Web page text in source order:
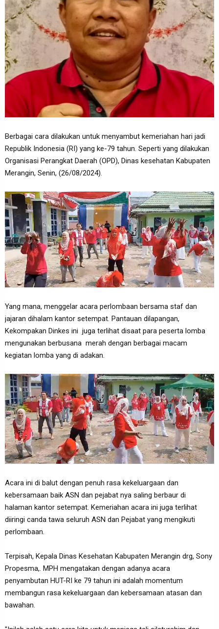
Berbagai cara dilakukan untuk menyambut kemeriahan hari jadi
Republik Indonesia (RI) yang ke-79 tahun. Seperti yang dilakukan
Organisasi Perangkat Daerah (OPD), Dinas kesehatan Kabupaten
Merangin, Senin, (26/08/2024).
Yang mana, menggelar acara perlombaan bersama staf dan
jajaran dihalam kantor setempat. Pantauan dilapangan,
Kekompakan Dinkes ini juga terlihat disaat para peserta lomba
mengunakan berbusana merah dengan berbagai macam
kegiatan lomba yang di adakan.
Acara ini di balut dengan penuh rasa kekeluargaan dan
kebersamaan baik ASN dan pejabat nya saling berbaur di
halaman kantor setempat. Kemeriahan acara ini juga terlihat
diiringi canda tawa seluruh ASN dan Pejabat yang mengikuti
perlombaan.
Terpisah, Kepala Dinas Kesehatan Kabupaten Merangin drg, Sony
Propesma,. MPH mengatakan dengan adanya acara
penyambutan HUT-RI ke 79 tahun ini adalah momentum
membangun rasa kekeluargaan dan kebersamaan atasan dan
bawahan.